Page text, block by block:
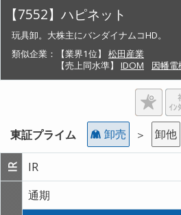
【7552】ハピネット
玩具卸。大株主にバンダイナムコHD。
類似企業：
【業界1位】
松田産業
【売上同水準】
IDOM 因幡電
東証プライム 卸売 ＞ 卸他
IR IR
通期